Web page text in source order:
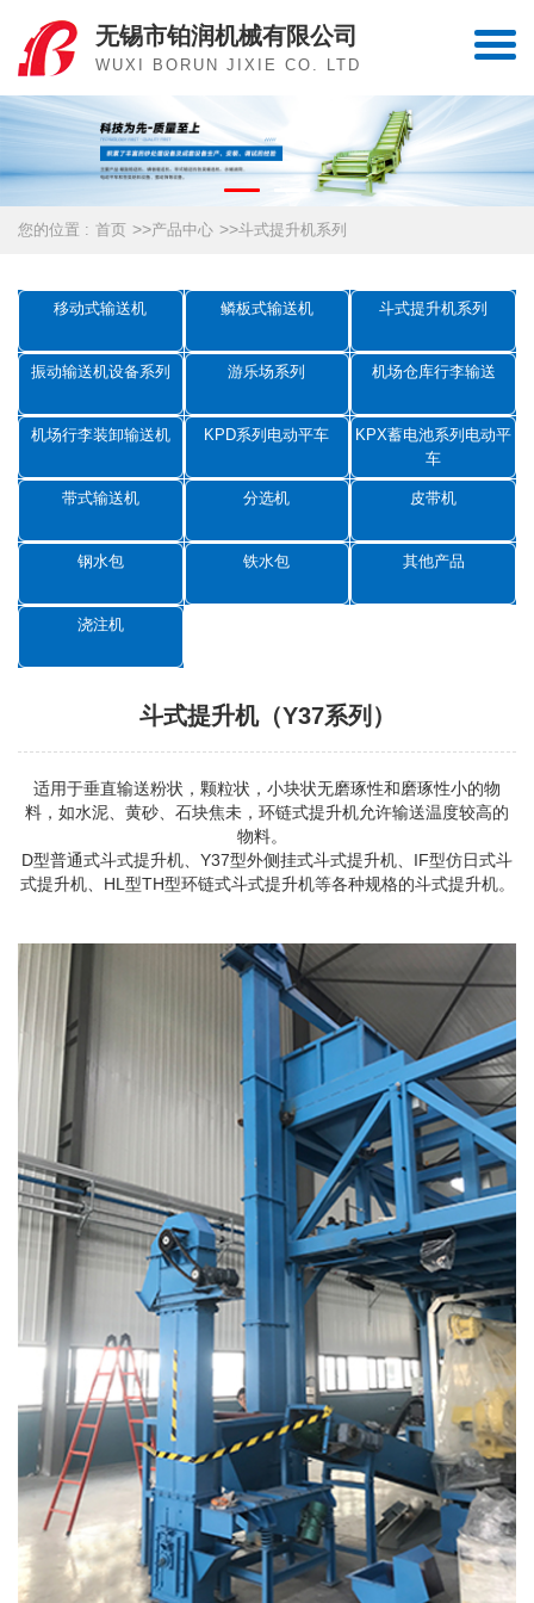
无锡市铂润机械有限公司
WUXI BORUN JIXIE CO. LTD
您的位置 : 首页 >>产品中心 >>斗式提升机系列
移动式输送机 鳞板式输送机 斗式提升机系列
振动输送机设备系列 游乐场系列 机场仓库行李输送
机场行李装卸输送机 KPD系列电动平车
KPX蓄电池系列电动平
车
带式输送机 分选机 皮带机
钢水包 铁水包 其他产品
浇注机
斗式提升机（Y37系列）
适用于垂直输送粉状，颗粒状，小块状无磨琢性和磨琢性小的物
料，如水泥、黄砂、石块焦未，环链式提升机允许输送温度较高的
物料。
D型普通式斗式提升机、Y37型外侧挂式斗式提升机、IF型仿日式斗
式提升机、HL型TH型环链式斗式提升机等各种规格的斗式提升机。